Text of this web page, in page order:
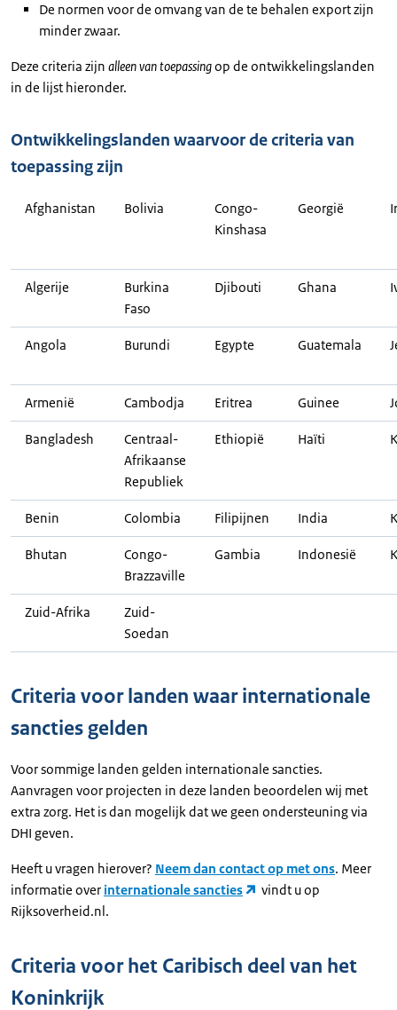
De normen voor de omvang van de te behalen export zijn
minder zwaar.
Deze criteria zijn alleen van toepassingop de ontwikkelingslanden
in de lijst hieronder.
Ontwikkelingslanden waarvoor de criteria van
toepassing zijn
Afghanistan Bolivia
Congo-
Kinshasa
Georgië
Algerije
Burkina
Faso
Djibouti Ghana
Angola Burundi Egypte Guatemala
Armenië Cambodja Eritrea Guinee
Bangladesh
Centraal-
Afrikaanse
Republiek
Ethiopië Haïti
Benin Colombia Filipijnen India
Bhutan
Congo-
Brazzaville
Gambia Indonesië
Zuid-Afrika
Zuid-
Soedan
Criteria voor landen waar internationale
sancties gelden
Voor sommige landen gelden internationale sancties.
Aanvragen voor projecten in deze landen beoordelen wij met
extra zorg. Het is dan mogelijk dat we geen ondersteuning via
DHI geven.
Heeft u vragen hierover? Neem dan contact op met ons. Meer
informatie over internationale sancties
vindt u op
Rijksoverheid.nl.
Criteria voor het Caribisch deel van het
Koninkrijk